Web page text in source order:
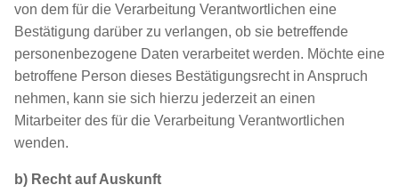
von dem für die Verarbeitung Verantwortlichen eine
Bestätigung darüber zu verlangen, ob sie betreffende
personenbezogene Daten verarbeitet werden. Möchte eine
betroffene Person dieses Bestätigungsrecht in Anspruch
nehmen, kann sie sich hierzu jederzeit an einen
Mitarbeiter des für die Verarbeitung Verantwortlichen
wenden.
b) Recht auf Auskunft